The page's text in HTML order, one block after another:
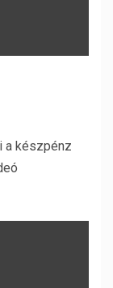
a készpénz